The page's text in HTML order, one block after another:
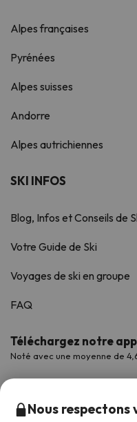
Alpes françaises
Pyrénées
Alpes suisses
Andorre
Alpes autrichiennes
SKI INFOS
Blog, Infos et Conseils de
Votre Guide de Ski
Voyages de ski en groupe
FAQ
Téléchargez notre
Noté avec une moyenne de
Nous respectons